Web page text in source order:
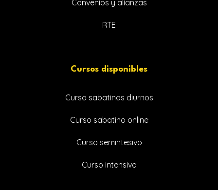
Convenios y alianzas
RTE
Cursos disponibles
Curso sabatinos diurnos
Curso sabatino online
Curso semintesivo
Curso intensivo